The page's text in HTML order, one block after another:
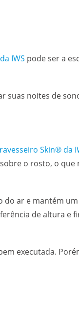
IWS pode ser a
suas noites de
Skin® da
sobre o rosto, o que
ar e mantém
de altura e
executada.